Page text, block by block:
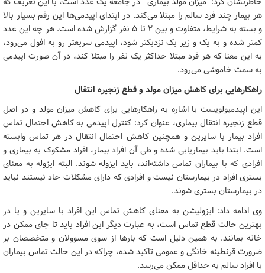
هر بیمار چند فرد سالم را مبتلا می‌کند. در ابتدای اپیدمی‌ها این رقم بسیار بالا
و بسته به شرایط، متفاوت و بین 2 تا 5 نفر گزارش شده است. هر چه این عدد
کمتر شده و به یک و زیر یک نزدیکتر شود، اپیدمی سریعتر رو به افول می‌رود،
به این معنا که هر فرد مبتلا حداکثر یک نفر را مبتلا کند، در آن صورت اپیدمی
به سمت خاموشی می‌رود.
راهکارهایی برای کاهش میزان مولد و قطع زنجیره انتقال
این اپیدمیولویست با اشاره به راهکارهایی برای کاهش میزان مولد و در اصل
قطع زنجیره انتقال بیماری، عنوان کرد: کنترل اپیدمی به کاهش احتمال تماس
افراد بیمار با سایرین و همچنین کاهش احتمال انتقال در هر تماس وابسته
است. ابتدا باید بیماریابی شده و طی آن افراد بیمار، افراد مشکوک به بیماری و
افرادی که با بیماران تماس داشته‌اند، باید ایزوله شوند. البته ایزوله به معنای
بستری افراد در بیمارستان نیست و افرادی که دارای مشکلات حاد نیستند نباید
در بیمارستان بستری شوند.
وی ادامه داد: ایزولیشن به معنای کاهش تماس این افراد با سایرین و یا در
بهترین حالت قطع تماس است، به عبارت دیگر این افراد باید تا جای ممکن در
خانه بمانند. به همین دلیل است که بارها از سوی مسوولان و متخصصان بر
ضرورت قرنطینه خانگی و عمومی تاکید شده، چراکه در این حالت تماس بیماران
با افراد سالم به حداقل ممکن می‌رسد.